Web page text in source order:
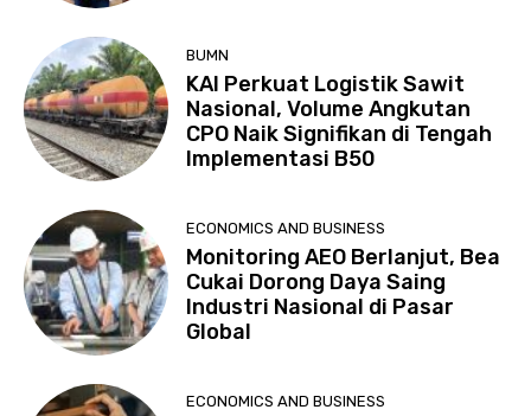
BUMN
KAI Perkuat Logistik Sawit
Nasional, Volume Angkutan
CPO Naik Signifikan di Tengah
Implementasi B50
ECONOMICS AND BUSINESS
Monitoring AEO Berlanjut, Bea
Cukai Dorong Daya Saing
Industri Nasional di Pasar
Global
ECONOMICS AND BUSINESS